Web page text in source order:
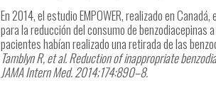
En 2014, el estudio EMPOWER, realizado en
para la reducción del consumo de
pacientes habían realizado una retirada de las
Tamblyn R, et al. Reduction of inappropriate
JAMA Intern Med. 2014;174:890–8.